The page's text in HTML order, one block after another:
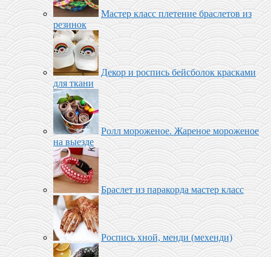
Мастер класс плетение браслетов из
резинок
Декор и роспись бейсболок красками
для ткани
Ролл мороженое‬. Жареное мороженое
на выезде
Браслет из паракорда мастер класс
Роспись хной, менди (мехенди)